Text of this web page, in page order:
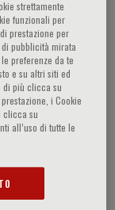
strettamente
funzionali per
prestazione per
pubblicità mirata
preferenze da te
e su altri siti ed
di più clicca su
i Cookie
clicca su
all’uso di tutte le